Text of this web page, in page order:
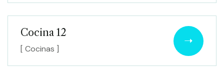
Cocina 12
[ Cocinas ]